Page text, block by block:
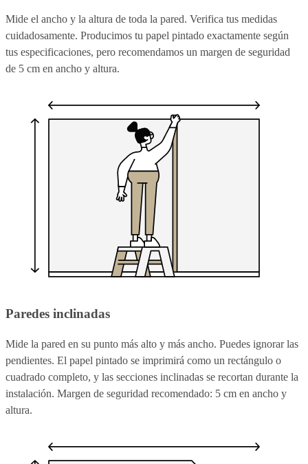
Mide el ancho y la altura de toda la pared. Verifica tus medidas
cuidadosamente. Producimos tu papel pintado exactamente según
tus especificaciones, pero recomendamos un margen de seguridad
de 5 cm en ancho y altura.
Paredes inclinadas
Mide la pared en su punto más alto y más ancho. Puedes ignorar las
pendientes. El papel pintado se imprimirá como un rectángulo o
cuadrado completo, y las secciones inclinadas se recortan durante la
instalación. Margen de seguridad recomendado: 5 cm en ancho y
altura.